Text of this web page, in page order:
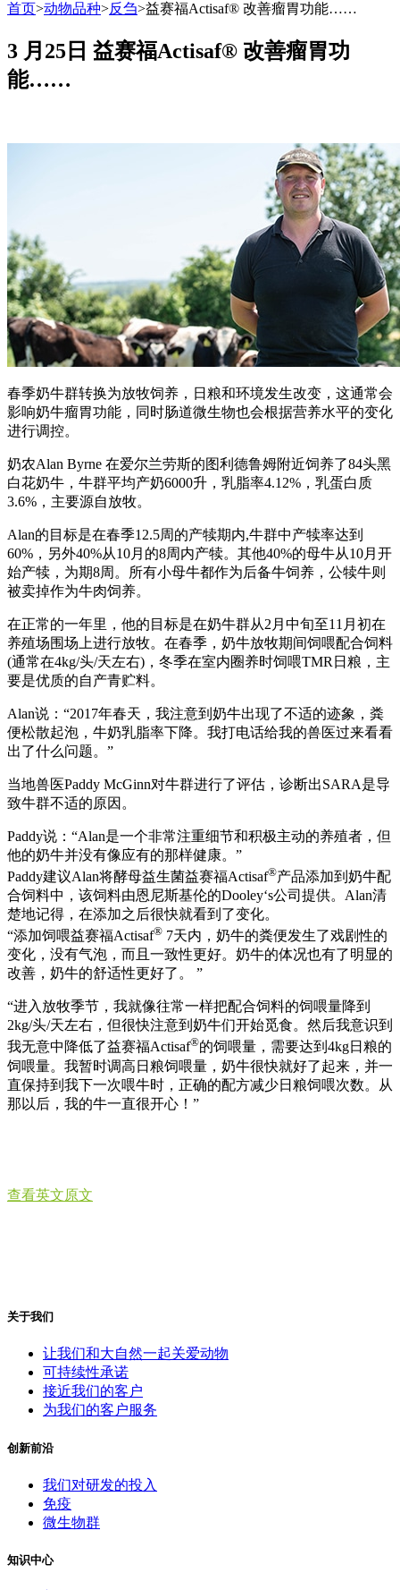
首页>动物品种>反刍>益赛福Actisaf® 改善瘤胃功能……
3 月25日 益赛福Actisaf® 改善瘤胃功
能……
春季奶牛群转换为放牧饲养，日粮和环境发生改变，这通常会
影响奶牛瘤胃功能，同时肠道微生物也会根据营养水平的变化
进行调控。
奶农Alan Byrne 在爱尔兰劳斯的图利德鲁姆附近饲养了84头黑
白花奶牛，牛群平均产奶6000升，乳脂率4.12%，乳蛋白质
3.6%，主要源自放牧。
Alan的目标是在春季12.5周的产犊期内,牛群中产犊率达到
60%，另外40%从10月的8周内产犊。其他40%的母牛从10月开
始产犊，为期8周。所有小母牛都作为后备牛饲养，公犊牛则
被卖掉作为牛肉饲养。
在正常的一年里，他的目标是在奶牛群从2月中旬至11月初在
养殖场围场上进行放牧。在春季，奶牛放牧期间饲喂配合饲料
(通常在4kg/头/天左右)，冬季在室内圈养时饲喂TMR日粮，主
要是优质的自产青贮料。
Alan说：“2017年春天，我注意到奶牛出现了不适的迹象，粪
便松散起泡，牛奶乳脂率下降。我打电话给我的兽医过来看看
出了什么问题。”
当地兽医Paddy McGinn对牛群进行了评估，诊断出SARA是导
致牛群不适的原因。
Paddy说：“Alan是一个非常注重细节和积极主动的养殖者，但
他的奶牛并没有像应有的那样健康。”
Paddy建议Alan将酵母益生菌益赛福Actisaf®产品添加到奶牛配
合饲料中，该饲料由恩尼斯基伦的Dooley‘s公司提供。Alan清
楚地记得，在添加之后很快就看到了变化。
“添加饲喂益赛福Actisaf® 7天内，奶牛的粪便发生了戏剧性的
变化，没有气泡，而且一致性更好。奶牛的体况也有了明显的
改善，奶牛的舒适性更好了。 ”
“进入放牧季节，我就像往常一样把配合饲料的饲喂量降到
2kg/头/天左右，但很快注意到奶牛们开始觅食。然后我意识到
我无意中降低了益赛福Actisaf®的饲喂量，需要达到4kg日粮的
饲喂量。我暂时调高日粮饲喂量，奶牛很快就好了起来，并一
直保持到我下一次喂牛时，正确的配方减少日粮饲喂次数。从
那以后，我的牛一直很开心！”
查看英文原文
关于我们
让我们和大自然一起关爱动物
可持续性承诺
接近我们的客户
为我们的客户服务
创新前沿
我们对研发的投入
免疫
微生物群
知识中心